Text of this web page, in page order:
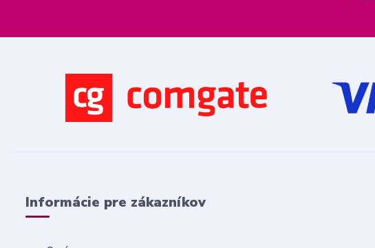
Informácie pre zákazníkov